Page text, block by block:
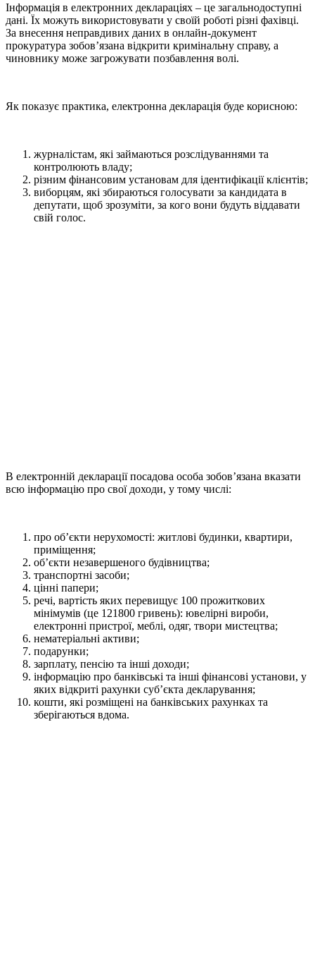
Інформація в електронних деклараціях – це загальнодоступні
дані. Їх можуть використовувати у своїй роботі різні фахівці.
За внесення неправдивих даних в онлайн-документ
прокуратура зобов’язана відкрити кримінальну справу, а
чиновнику може загрожувати позбавлення волі.
Як показує практика, електронна декларація буде корисною:
журналістам, які займаються розслідуваннями та
контролюють владу;
різним фінансовим установам для ідентифікації клієнтів;
виборцям, які збираються голосувати за кандидата в
депутати, щоб зрозуміти, за кого вони будуть віддавати
свій голос.
В електронній декларації посадова особа зобов’язана вказати
всю інформацію про свої доходи, у тому числі:
про об’єкти нерухомості: житлові будинки, квартири,
приміщення;
об’єкти незавершеного будівництва;
транспортні засоби;
цінні папери;
речі, вартість яких перевищує 100 прожиткових
мінімумів (це 121800 гривень): ювелірні вироби,
електронні пристрої, меблі, одяг, твори мистецтва;
нематеріальні активи;
подарунки;
зарплату, пенсію та інші доходи;
інформацію про банківські та інші фінансові установи, у
яких відкриті рахунки суб’єкта декларування;
кошти, які розміщені на банківських рахунках та
зберігаються вдома.